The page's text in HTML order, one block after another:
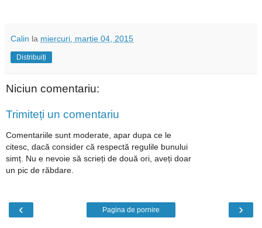
Calin la miercuri, martie 04, 2015
Distribuiți
Niciun comentariu:
Trimiteți un comentariu
Comentariile sunt moderate, apar dupa ce le
citesc, dacă consider că respectă regulile bunului
simț. Nu e nevoie să scrieți de două ori, aveți doar
un pic de răbdare.
‹ ›
Pagina de pornire